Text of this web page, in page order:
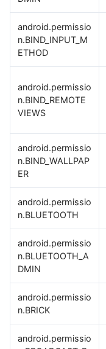
android.permissio
n.BIND_INPUT_M
ETHOD
android.permissio
n.BIND_REMOTE
VIEWS
android.permissio
n.BIND_WALLPAP
ER
android.permissio
n.BLUETOOTH
android.permissio
n.BLUETOOTH_A
DMIN
android.permissio
n.BRICK
android.permissio